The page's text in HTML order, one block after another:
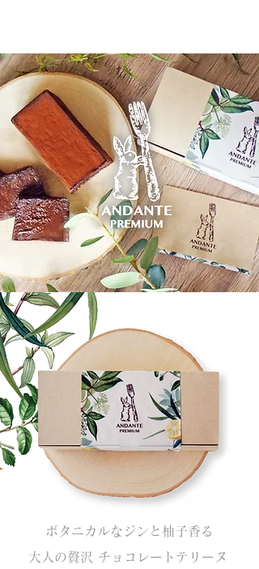
ボタニカルなジンと柚子香る
大人の贅沢 チョコレートテリーヌ